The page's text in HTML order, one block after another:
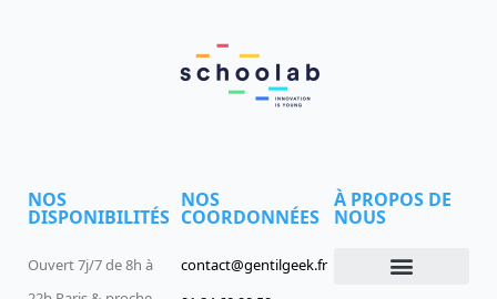
NOS
DISPONIBILITÉS
Ouvert 7j/7 de 8h à
NOS
COORDONNÉES
contact@gentilgeek.fr
À PROPOS DE
NOUS